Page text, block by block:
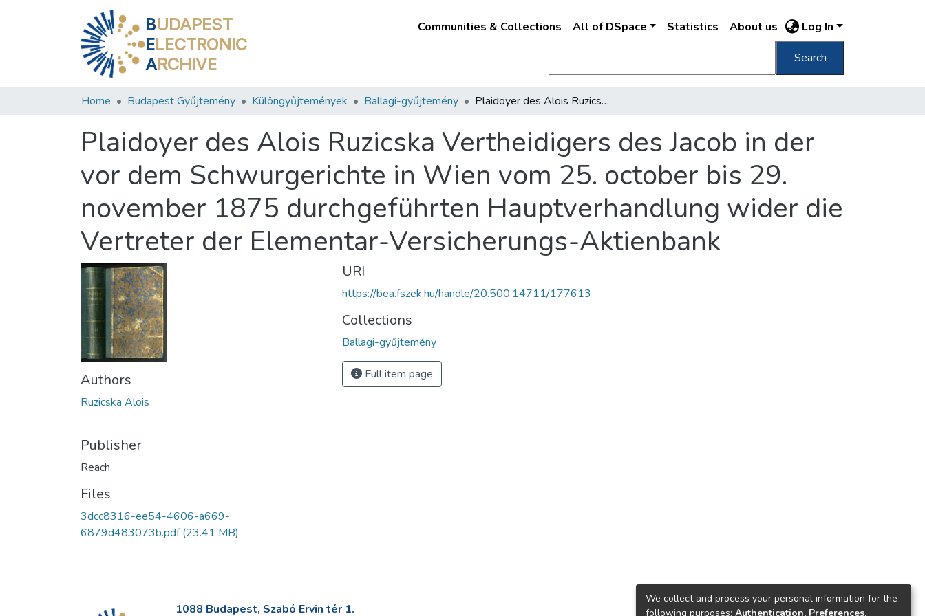
BUDAPEST
ELECTRONIC
ARCHIVE
Communities & Collections All of DSpace Statistics About us Log In
Search
Home Budapest Gyűjtemény Különgyűjtemények Ballagi-gyűjtemény Plaidoyer des Alois Ruzicska Vertheidigers des Jacob in der vor dem Schwurgerichte in Wien vom 25. october bis 29. november 1875 durchgeführten Hauptverhandlung wider die Vertreter der Elementar-Versicherungs-Aktienbank
Plaidoyer des Alois Ruzicska Vertheidigers des Jacob in der
vor dem Schwurgerichte in Wien vom 25. october bis 29.
november 1875 durchgeführten Hauptverhandlung wider die
Vertreter der Elementar-Versicherungs-Aktienbank
Authors
Ruzicska Alois
Publisher
Reach,
Files
3dcc8316-ee54-4606-a669-
6879d483073b.pdf(23.41 MB)
URI
https://bea.fszek.hu/handle/20.500.14711/177613
Collections
Ballagi-gyűjtemény
Full item page
1088 Budapest, Szabó Ervin tér 1.
We collect and process your personal information for the
following purposes: Authentication, Preferences,